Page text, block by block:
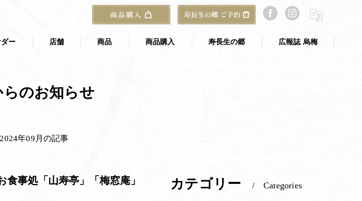
ー 店舗
茶寮
石山寺店
商品 商品購入 寿長生の郷
梅窓庵
広報誌 烏梅
HOME 寿長生の郷 郷からのお知らせ 2024年09月の記事
らのお知らせ
2024年09月の記事
食事処「山寿亭」「梅窓庵」
カテゴリー Categories